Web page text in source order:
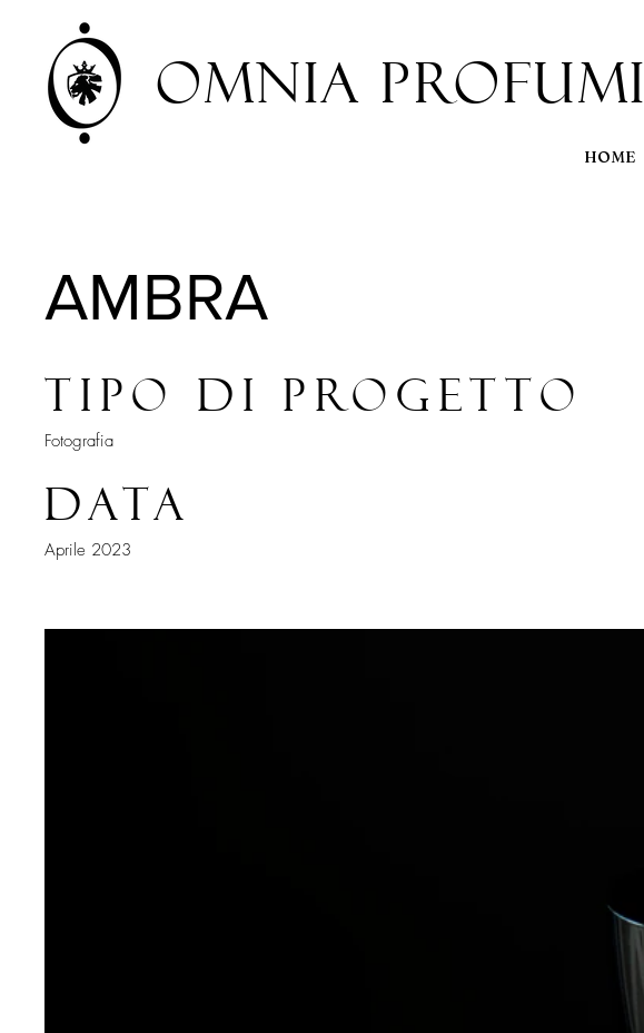
Omnia profumi
HOME
AMBRA
Tipo di progetto
Fotografia
Data
Aprile 2023